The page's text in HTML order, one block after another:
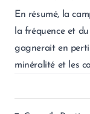
En résumé, la
la fréquence et
gagnerait en
minéralité et les